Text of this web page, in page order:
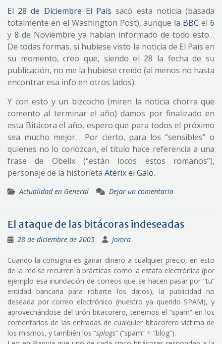
El 28 de Diciembre El País sacó esta noticia (basada
totalmente en el Washington Post), aunque la BBC el6
y 8 de Noviembre ya habían informado de todo esto…
De todas formas, si hubiese visto la noticia de El País en
su momento, creo que, siendo el 28 la fecha de su
publicación, no me la hubiese creído (al menos no hasta
encontrar esa info en otros lados).
Y con esto y un bizcocho (miren la noticia chorra que
comento al terminar el año) damos por finalizado en
esta Bitácora el año, espero que para todos el próximo
sea mucho mejor… Por cierto, para los “sensibles” o
quienes no lo conozcan, el titulo hace referencia a una
frase de Obelix (“están locos estos romanos”),
personaje de la historieta Atérix el Galo.
Actualidad en General Dejar un comentario
El ataque de las bitácoras indeseadas
28 de diciembre de 2005 Jomra
Cuando la consigna es ganar dinero a cualquier precio, en esto
de la red se recurren a prácticas como la estafa electrónica (por
ejemplo esa inundación de correos que se hacen pasar por “tu”
entidad bancaria para robarte los datos), la publicidad no
deseada por correo electrónico (nuestro ya querido SPAM), y
aprovechándose del tirón bitacorero, tenemos el “spam” en los
comentarios de las entradas de cualquier bitacorero víctima de
los mismos, y también los “splogs” (“spam” + “blog”).